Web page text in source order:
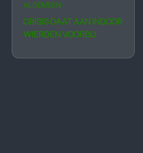
ALGEMEEN
CRISIS GAAT AAN INDOOR
WIERDEN VOORBIJ